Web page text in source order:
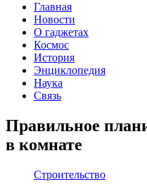
Главная
Новости
О гаджетах
Космос
История
Энциклопедия
Наука
Связь
Правильное
в комнате
Строительство